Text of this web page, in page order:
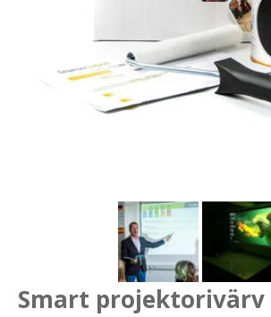
Smart projektorivärv